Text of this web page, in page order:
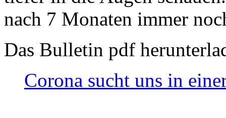
nach 7 Monaten immer
Das Bulletin pdf
Corona sucht uns in